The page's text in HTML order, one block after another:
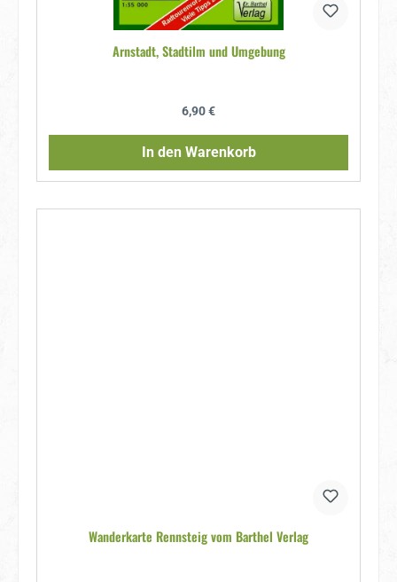
Arnstadt, Stadtilm und Umgebung
Regulärer Preis:
6,90 €
In den Warenkorb
Wanderkarte Rennsteig vom Barthel Verlag